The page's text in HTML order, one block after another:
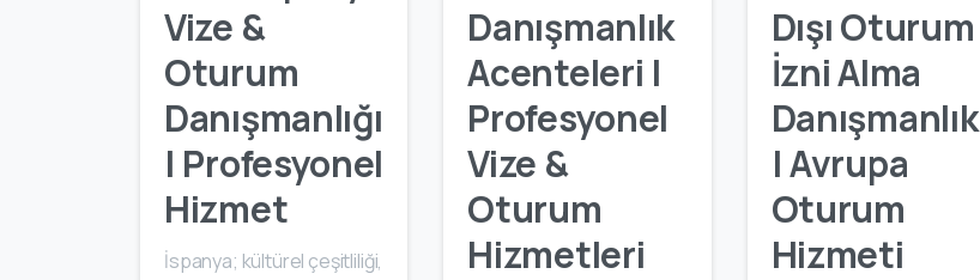
Vize &
Oturum
Danışmanlığı
| Profesyonel
Hizmet
İspanya; kültürel çeşitliliği,
Danışmanlık
Acenteleri |
Profesyonel
Vize &
Oturum
Hizmetleri
Dışı Oturum
İzni Alma
Danışmanlık
| Avrupa
Oturum
Hizmeti